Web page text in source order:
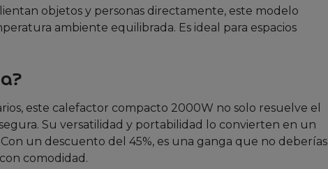
objetos y personas directamente, este modelo
ambiente equilibrada. Es ideal para espacios
este calefactor compacto 2000W no solo resuelve el
Su versatilidad y portabilidad lo convierten en un
un descuento del 45%, es una ganga que no deberías
comodidad.